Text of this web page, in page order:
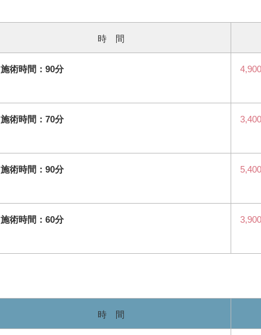
時 間
施術時間：90分
施術時間：70分
施術時間：90分
施術時間：60分
時 間